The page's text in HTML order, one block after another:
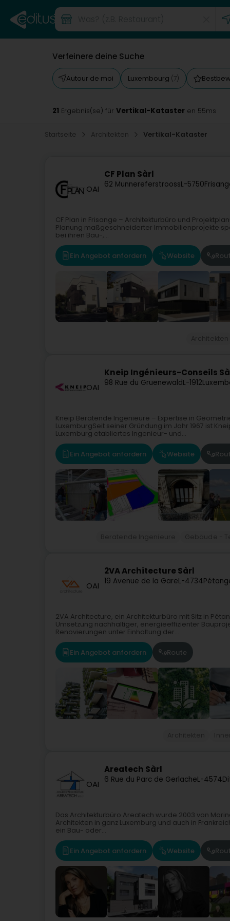
Verfeinere deine Suche
Autour de moi Luxembourg (7)
21 Ergebnis(se) für Vertikal-Kataster en 55ms
Startseite Architekten Vertikal-Kataster
OAI
CF Plan Sàrl
62 MunnereferstroossL-5750
CF Plan in Frisange – Architekturbüro und
Planung maßgeschneiderter Immobilienprojekte
bei ihren Bau-,...
Ein Angebot anfordern Website
OAI
Kneip Ingénieurs-Conseils
98 Rue du GruenewaldL-1912
Kneip Beratende Ingenieure – Expertise in
LuxemburgSeit seiner Gründung im Jahr 1967 ist
Luxemburg etabliertes Ingenieur- und...
Ein Angebot anfordern Website
OAI
2VA Architecture Sàrl
19 Avenue de la GareL-4734
2VA Architecture, ein Architekturbüro mit Sitz in
Umsetzung nachhaltiger, energieeffizienter
Renovierungen unter Einhaltung der...
Ein Angebot anfordern Route
OAI
Areatech Sàrl
6 Rue du Parc de GerlacheL-4574
Das Architekturbüro Areatech wurde 2003 von
Architekten in ganz Luxemburg und auch in
ein Bau- oder...
Ein Angebot anfordern Website